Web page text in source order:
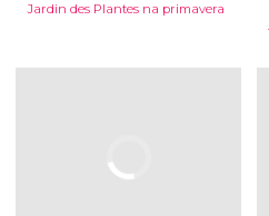
Jardin des Plantes na primavera